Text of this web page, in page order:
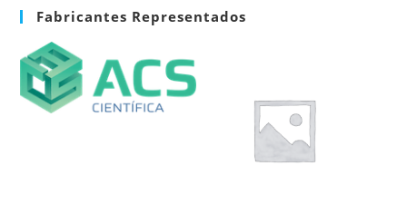
Fabricantes Representados